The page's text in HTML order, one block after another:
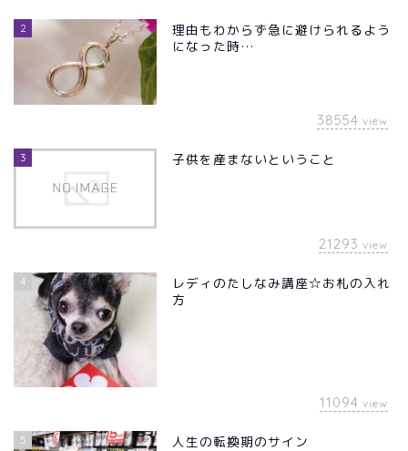
2
理由もわからず急に避けられるよう
になった時…
38554 view
3 子供を産まないということ
21293 view
4
レディのたしなみ講座☆お札の入れ
方
11094 view
5 人生の転換期のサイン